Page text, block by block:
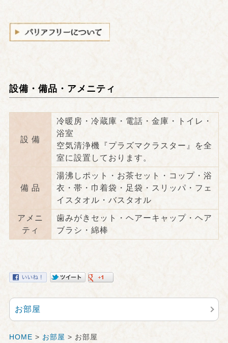
設備・備品・アメニティ
設 備
冷暖房・冷蔵庫・電話・金庫・トイレ・
浴室
空気清浄機『プラズマクラスター』を全
室に設置しております。
備 品
湯沸しポット・お茶セット・コップ・浴
衣・帯・巾着袋・足袋・スリッパ・フェ
イスタオル・バスタオル
アメニ
ティ
歯みがきセット・ヘアーキャップ・ヘア
ブラシ・綿棒
お部屋
HOME > お部屋 > お部屋